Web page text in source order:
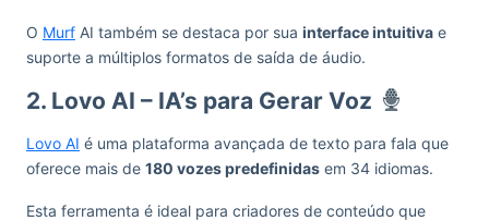
O Murf AI também se destaca por sua interface intuitiva e
suporte a múltiplos formatos de saída de áudio.
2. Lovo AI – IA’s para Gerar Voz
Lovo AI é uma plataforma avançada de texto para fala que
oferece mais de 180 vozes predefinidas em 34 idiomas.
Esta ferramenta é ideal para criadores de conteúdo que